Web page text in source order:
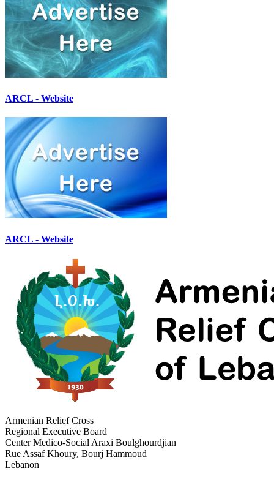
ARCL - Website
ARCL - Website
Armenian Relief Cross
Regional Executive Board
Center Medico-Social Araxi Boulghourdjian
Rue Assaf Khoury, Bourj Hammoud
Lebanon